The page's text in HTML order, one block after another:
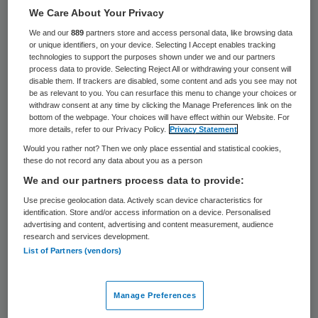
De minister van Volksgezondheid moet de
onduidelijkheid over wilsonbekwame
patiënten met een euthanasieverklaring
wegnemen. Dat verzoekt artsenfederatie
KNMG vrijdag aan minister Edith Schippers
in een reactie op een evaluatie van de
Wilsonbekwame patiënten
Oud-minister van Volksgezondheid Els
teleurstellend te vinden dat artsen geen
We Care About Your Privacy
We and our889 partners store and access personal data, like browsing data
or unique identifiers, on your device. Selecting I Accept enables tracking
technologies to support the purposes shown under we and our partners
process data to provide. Selecting Reject All or withdrawing your consent will
disable them. If trackers are disabled, some content and ads you see may not
be as relevant to you. You can resurface this menu to change your choices or
withdraw consent at any time by clicking the Manage Preferences link on the
bottom of the webpage. Your choices will have effect within our Website. For
more details, refer to our Privacy Policy.
Privacy Statement
Would you rather not? Then we only place essential and statistical cookies,
these do not record any data about you as a person
We and our partners process data to provide:
Use precise geolocation data. Actively scan device characteristics for
identification. Store and/or access information on a device. Personalised
advertising and content, advertising and content measurement, audience
research and services development.
List of Partners (vendors)
Manage Preferences